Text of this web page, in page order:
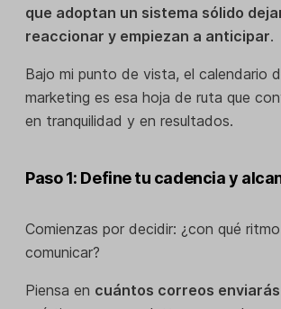
que adoptan un sistema sólido
reaccionar y empiezan a anticipar.
Bajo mi punto de vista, el calendario
marketing es esa hoja de ruta que
en tranquilidad y en resultados.
Paso 1: Define tu cadencia y
Comienzas por decidir: ¿con qué
comunicar?
Piensa en cuántos correos enviarás